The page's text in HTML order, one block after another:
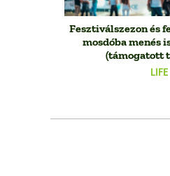
LIFE
Fesztiválszezon és
mosdóba menés
(támogatott